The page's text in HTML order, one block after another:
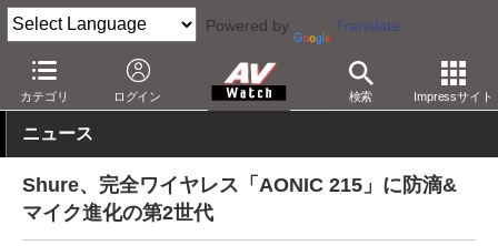
Powered by Translate
カテゴリ ログイン 検索 Impressサイト
AV Watch 製品 ヘッドフォン Shure
ニュース
Shure、完全ワイヤレス「AONIC 215」に防滴&
マイク進化の第2世代